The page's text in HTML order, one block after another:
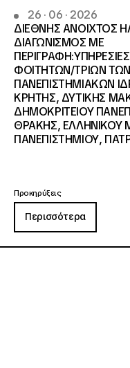
26 · 06 · 2026
ΔΙΕΘΝΗΣ ΑΝΟΙΧΤΟΣ
ΔΙΑΓΩΝΙΣΜΟΣ ΜΕ
ΦΟΙΤΗΤΩΝ/ΤΡΙΩΝ ΤΩΝ
ΠΑΝΕΠΙΣΤΗΜΙΑΚΩΝ
KΡΗΤΗΣ, ΔΥΤΙΚΗΣ
ΔΗΜΟΚΡΙΤΕΙΟΥ
ΘΡΑΚΗΣ, ΕΛΛΗΝΙΚΟΥ
ΠΑΝΕΠΙΣΤΗΜΙΟΥ,
Προκηρύξεις
Περισσότερα